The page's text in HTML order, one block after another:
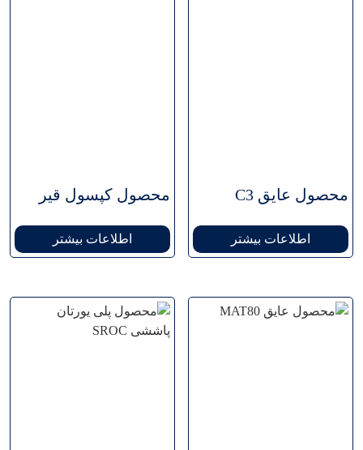
محصول عایق C3
اطلاعات بیشتر
محصول کپسول قیر
اطلاعات بیشتر